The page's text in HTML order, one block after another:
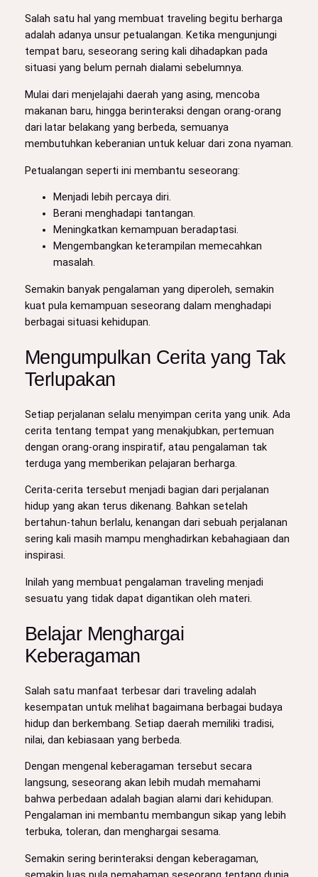
Salah satu hal yang membuat traveling begitu berharga
adalah adanya unsur petualangan. Ketika mengunjungi
tempat baru, seseorang sering kali dihadapkan pada
situasi yang belum pernah dialami sebelumnya.
Mulai dari menjelajahi daerah yang asing, mencoba
makanan baru, hingga berinteraksi dengan orang-orang
dari latar belakang yang berbeda, semuanya
membutuhkan keberanian untuk keluar dari zona nyaman.
Petualangan seperti ini membantu seseorang:
Menjadi lebih percaya diri.
Berani menghadapi tantangan.
Meningkatkan kemampuan beradaptasi.
Mengembangkan keterampilan memecahkan
masalah.
Semakin banyak pengalaman yang diperoleh, semakin
kuat pula kemampuan seseorang dalam menghadapi
berbagai situasi kehidupan.
Mengumpulkan Cerita yang Tak
Terlupakan
Setiap perjalanan selalu menyimpan cerita yang unik. Ada
cerita tentang tempat yang menakjubkan, pertemuan
dengan orang-orang inspiratif, atau pengalaman tak
terduga yang memberikan pelajaran berharga.
Cerita-cerita tersebut menjadi bagian dari perjalanan
hidup yang akan terus dikenang. Bahkan setelah
bertahun-tahun berlalu, kenangan dari sebuah perjalanan
sering kali masih mampu menghadirkan kebahagiaan dan
inspirasi.
Inilah yang membuat pengalaman traveling menjadi
sesuatu yang tidak dapat digantikan oleh materi.
Belajar Menghargai
Keberagaman
Salah satu manfaat terbesar dari traveling adalah
kesempatan untuk melihat bagaimana berbagai budaya
hidup dan berkembang. Setiap daerah memiliki tradisi,
nilai, dan kebiasaan yang berbeda.
Dengan mengenal keberagaman tersebut secara
langsung, seseorang akan lebih mudah memahami
bahwa perbedaan adalah bagian alami dari kehidupan.
Pengalaman ini membantu membangun sikap yang lebih
terbuka, toleran, dan menghargai sesama.
Semakin sering berinteraksi dengan keberagaman,